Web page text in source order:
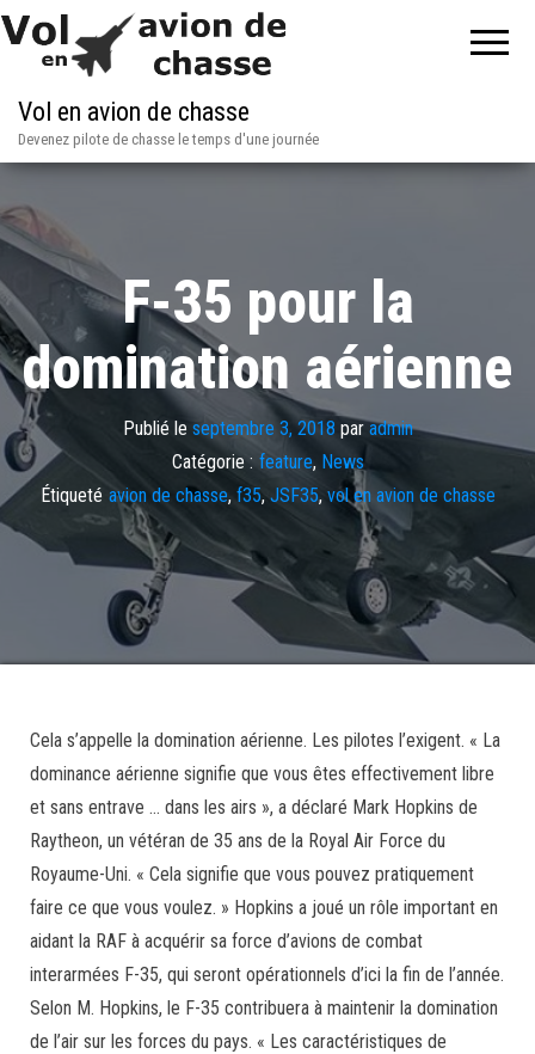
Vol en avion de chasse
Devenez pilote de chasse le temps d'une journée
F-35 pour la
domination aérienne
Publié le septembre 3, 2018 paradmin
Catégorie : feature, News
Étiqueté avion de chasse, f35,JSF35, vol en avion de chasse
Cela s’appelle la domination aérienne. Les pilotes l’exigent. « La
dominance aérienne signifie que vous êtes effectivement libre
et sans entrave … dans les airs », a déclaré Mark Hopkins de
Raytheon, un vétéran de 35 ans de la Royal Air Force du
Royaume-Uni. « Cela signifie que vous pouvez pratiquement
faire ce que vous voulez. » Hopkins a joué un rôle important en
aidant la RAF à acquérir sa force d’avions de combat
interarmées F-35, qui seront opérationnels d’ici la fin de l’année.
Selon M. Hopkins, le F-35 contribuera à maintenir la domination
de l’air sur les forces du pays. « Les caractéristiques de